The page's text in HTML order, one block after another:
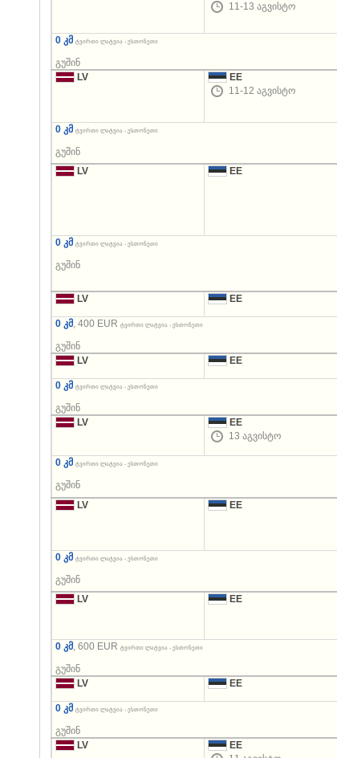
11-13 აგვისტო
0 კმ ტვირთი ლატვია - ესთონეთი
გუშინ
LV
EE
11-12 აგვისტო
0 კმ ტვირთი ლატვია - ესთონეთი
გუშინ
LV
EE
0 კმ ტვირთი ლატვია - ესთონეთი
გუშინ
LV EE
0 კმ, 400 EUR ტვირთი ლატვია - ესთონეთი
გუშინ
LV
EE
0 კმ ტვირთი ლატვია - ესთონეთი
გუშინ
LV
EE
13 აგვისტო
0 კმ ტვირთი ლატვია - ესთონეთი
გუშინ
LV
EE
0 კმ ტვირთი ლატვია - ესთონეთი
გუშინ
LV
EE
0 კმ, 600 EUR ტვირთი ლატვია - ესთონეთი
გუშინ
LV
EE
0 კმ ტვირთი ლატვია - ესთონეთი
გუშინ
LV
EE